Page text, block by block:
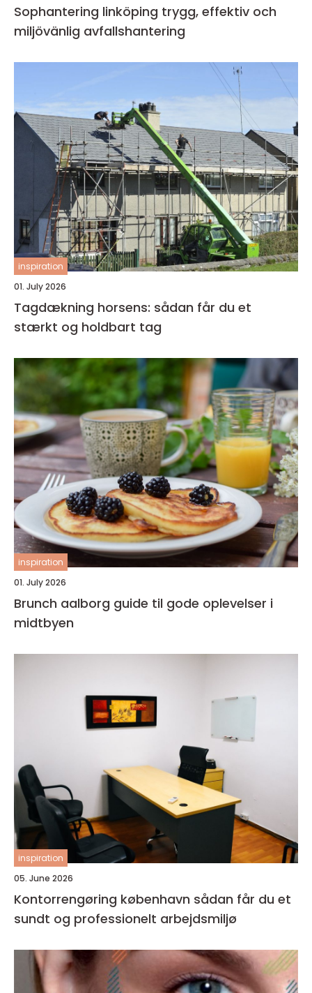
Sophantering linköping trygg, effektiv och
miljövänlig avfallshantering
inspiration
01. July 2026
Tagdækning horsens: sådan får du et
stærkt og holdbart tag
inspiration
01. July 2026
Brunch aalborg guide til gode oplevelser i
midtbyen
inspiration
05. June 2026
Kontorrengøring københavn sådan får du et
sundt og professionelt arbejdsmiljø